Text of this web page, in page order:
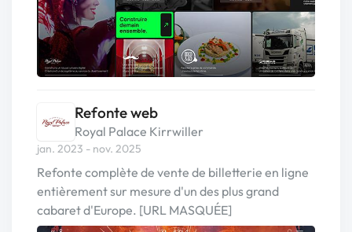
Refonte web
Royal Palace Kirrwiller
jan. 2023 - nov. 2025
Refonte complète de vente de billetterie en ligne
entièrement sur mesure d'un des plus grand
cabaret d'Europe. [URL MASQUÉE]